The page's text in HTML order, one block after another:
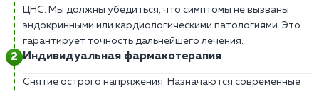
ЦНС. Мы должны убедиться, что симптомы не вызваны
эндокринными или кардиологическими патологиями. Это
гарантирует точность дальнейшего лечения.
Индивидуальная фармакотерапия
Снятие острого напряжения. Назначаются современные